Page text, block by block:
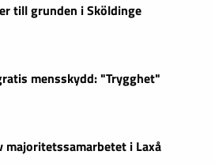
till grunden i Sköldinge
mensskydd: "Trygghet"
majoritetssamarbetet i Laxå